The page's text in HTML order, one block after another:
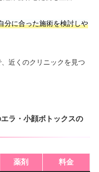
分に合った施術を検討しや
近くのクリニックを見つ
ラ・小顔ボトックスの
薬剤 料金